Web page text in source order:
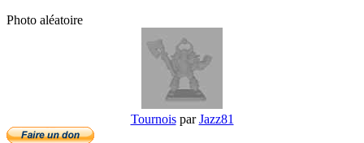
Photo aléatoire
TournoisparJazz81